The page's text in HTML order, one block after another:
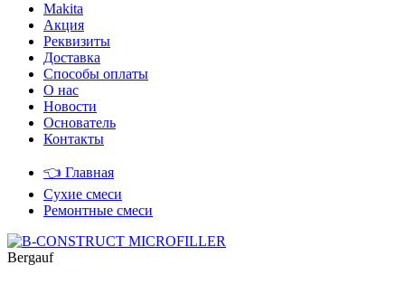
Makita
Акция
Реквизиты
Доставка
Способы оплаты
О нас
Новости
Основатель
Контакты
👈 Главная
Сухие смеси
Ремонтные смеси
Bergauf